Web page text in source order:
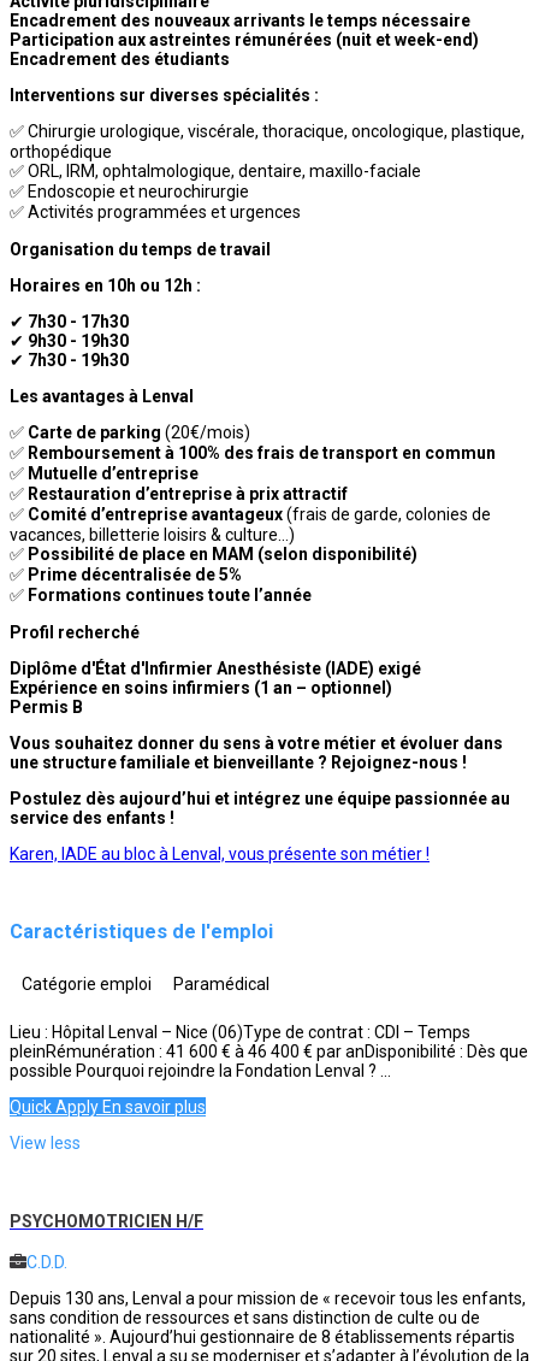
Encadrement des nouveaux arrivants le temps nécessaire
Participation aux astreintes rémunérées (nuit et week-end)
Encadrement des étudiants
Interventions sur diverses spécialités :
✅ Chirurgie urologique, viscérale, thoracique, oncologique, plastique,
orthopédique
✅ ORL, IRM, ophtalmologique, dentaire, maxillo-faciale
✅ Endoscopie et neurochirurgie
✅ Activités programmées et urgences
Organisation du temps de travail
Horaires en 10h ou 12h :
✔ 7h30 - 17h30
✔ 9h30 - 19h30
✔ 7h30 - 19h30
Les avantages à Lenval
✅ Carte de parking (20€/mois)
✅ Remboursement à 100% des frais de transport en commun
✅ Mutuelle d’entreprise
✅ Restauration d’entreprise à prix attractif
✅ Comité d’entreprise avantageux(frais de garde, colonies de
vacances, billetterie loisirs & culture…)
✅ Possibilité de place en MAM (selon disponibilité)
✅ Prime décentralisée de 5%
✅ Formations continues toute l’année
Profil recherché
Diplôme d'État d'Infirmier Anesthésiste (IADE) exigé
Expérience en soins infirmiers (1 an – optionnel)
Permis B
Vous souhaitez donner du sens à votre métier et évoluer dans
une structure familiale et bienveillante ? Rejoignez-nous !
Postulez dès aujourd’hui et intégrez une équipe passionnée au
service des enfants !
Karen, IADE au bloc à Lenval, vous présente son métier !
Caractéristiques de l'emploi
Catégorie emploi Paramédical
Lieu : Hôpital Lenval – Nice (06)Type de contrat : CDI – Temps
pleinRémunération : 41 600 € à 46 400 € par anDisponibilité : Dès que
possible Pourquoi rejoindre la Fondation Lenval ? ...
Quick Apply En savoir plus
View less
PSYCHOMOTRICIEN H/F
C.D.D.
Depuis 130 ans, Lenval a pour mission de « recevoir tous les enfants,
sans condition de ressources et sans distinction de culte ou de
nationalité ». Aujourd’hui gestionnaire de 8 établissements répartis
sur 20 sites, Lenval a su se moderniser et s’adapter à l’évolution de la